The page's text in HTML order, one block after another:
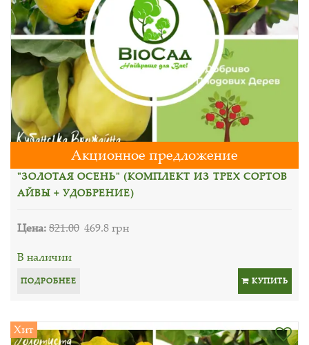
Акционное предложение
"ЗОЛОТАЯ ОСЕНЬ" (КОМПЛЕКТ ИЗ ТРЕХ СОРТОВ
АЙВЫ + УДОБРЕНИЕ)
Цена:821.00 469.8 грн
В наличии
ПОДРОБНЕЕ КУПИТЬ
Хит